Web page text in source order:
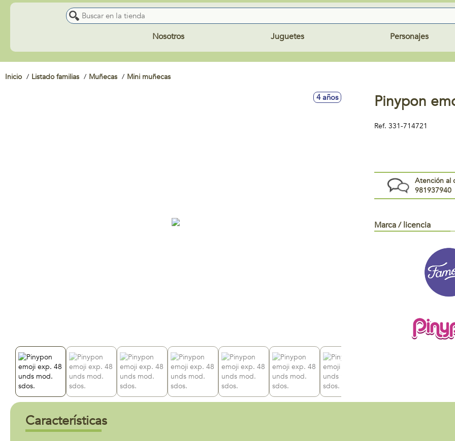
Nosotros Juguetes Personajes
Inicio Listado familias Muñecas Mini muñecas
4 años Pinypon
Ref. 331-714721
Atención al
981937940
Marca / licencia
Características